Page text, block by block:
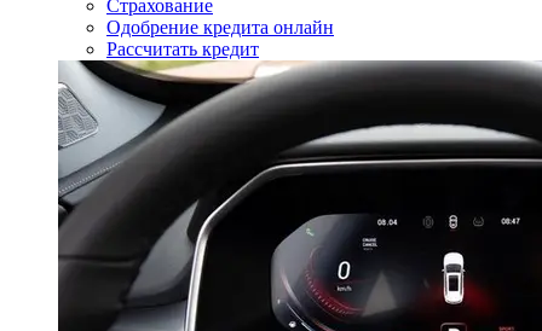
Страхование
Одобрение кредита онлайн
Рассчитать кредит